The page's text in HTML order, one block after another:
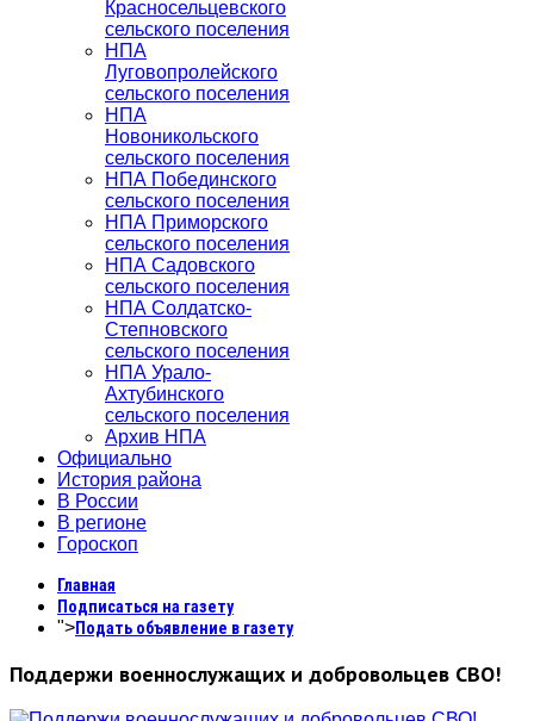
Красносельцевского
сельского поселения
НПА
Луговопролейского
сельского поселения
НПА
Новоникольского
сельского поселения
НПА Побединского
сельского поселения
НПА Приморского
сельского поселения
НПА Садовского
сельского поселения
НПА Солдатско-
Степновского
сельского поселения
НПА Урало-
Ахтубинского
сельского поселения
Архив НПА
Официально
История района
В России
В регионе
Гороскоп
Главная
Подписаться на газету
">Подать объявление в газету
Поддержи военнослужащих и добровольцев СВО!